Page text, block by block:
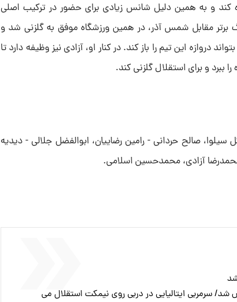
کند و به همین دلیل شانس زیادی برای حضور در ترکیب اصلی
برتر مقابل شمس آذر، در همین ورزشگاه موفق به گلزنی شد و
دروازه این تیم را باز کند. در کنار او، آزادی نیز وظیفه دارد تا
ببرد و برای استقلال گلزنی کند.
صالح حردانی - رامین رضاییان، ابوالفضل جلالی - دیدیه
آزادی، محمدحسین اسلامی.
سرمربی ایتالیایی در دربی روی نیمکت استقلال می